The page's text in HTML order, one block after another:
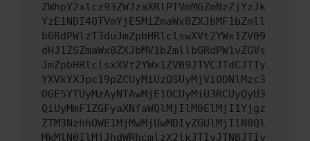
ZWhpY2xlcz93ZWJzaXRlPTVmMGZmNzZjYzJk
YzE1NDI4OTVmYjE5MiZmaWx0ZXJbMF1bZmll
bGRdPWlzT3duJmZpbHRlclswXVt2YWx1ZV09
dHJ1ZSZmaWx0ZXJbMV1bZmllbGRdPW1vZGVs
JmZpbHRlclsxXVt2YWx1ZV09JTVCJTdCJTIy
YXVkYXJpc19pZCUyMiUzQSUyMjViODNlMzc3
OGE5YTUyMzAyNTAwMjE1OCUyMiU3RCUyQyU3
QiUyMmF1ZGFyaXNfaWQlMjIlM0ElMjI1Yjgz
ZTM3NzhhOWE1MjMwMjUwMDIyZGUlMjIlN0Ql
MkMlN0IlMjJhdWRhcmlzX2lkJTIyJTNBJTIy